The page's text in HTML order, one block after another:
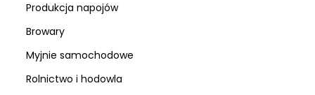
Produkcja napojów
Browary
Myjnie samochodowe
Rolnictwo i hodowla